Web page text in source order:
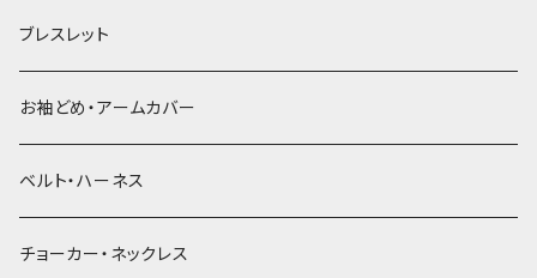
ブレスレット
お袖どめ・アームカバー
ベルト・ハーネス
チョーカー・ネックレス